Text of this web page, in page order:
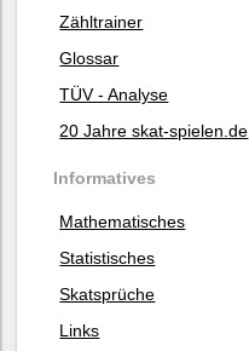
Zähltrainer
Glossar
TÜV - Analyse
20 Jahre skat-spielen.de
Informatives
Mathematisches
Statistisches
Skatsprüche
Links